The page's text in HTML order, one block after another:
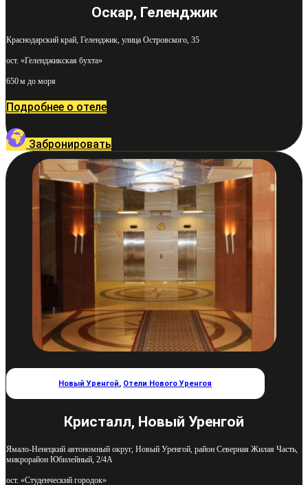
Оскар, Геленджик
Краснодарский край, Геленджик, улица Островского, 35
ост. «Геленджикская бухта»
650 м до моря
Подробнее о отеле
Забронировать
Новый Уренгой, Отели Нового Уренгоя
Кристалл, Новый Уренгой
Ямало-Ненецкий автономный округ, Новый Уренгой, район Северная Жилая Часть,
микрорайон Юбилейный, 2/4А
ост. «Студенческий городок»